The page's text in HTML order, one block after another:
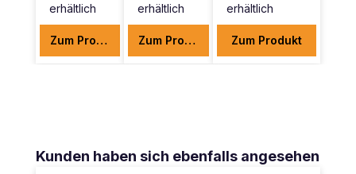
erhältlich
Zum Produkt
erhältlich
Zum Produkt
erhältlich
Zum Produkt
Produktgalerie überspringen
Kunden haben sich ebenfalls angesehen